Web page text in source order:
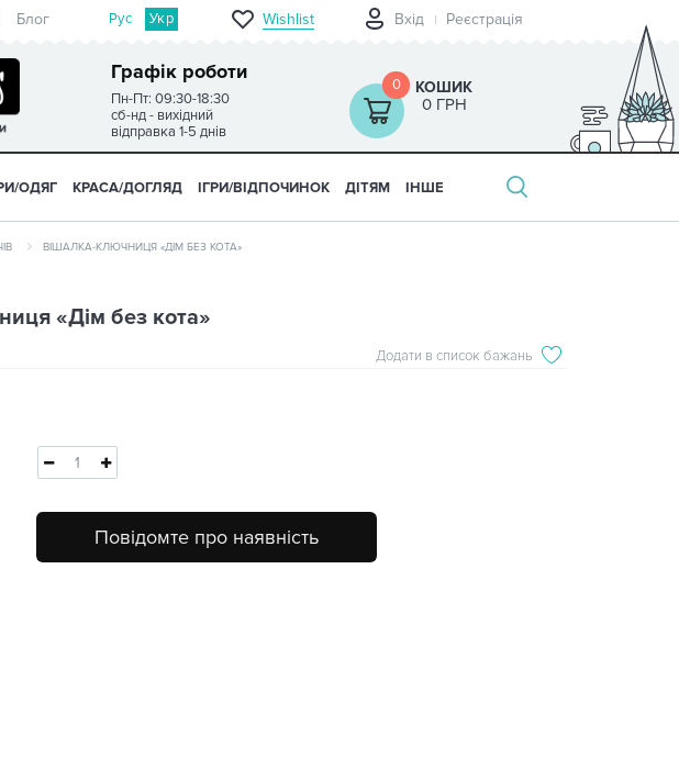
Блог Рус Укр Wishlist Вхід Реєстрація
Графік роботи
Пн-Пт: 09:30-18:30
сб-нд - вихідний
відправка 1-5 днів
0 КОШИК
0 ГРН
ОДЯГ КРАСА/ДОГЛЯД ІГРИ/ВІДПОЧИНОК ДІТЯМ ІНШЕ
ВІШАЛКА-КЛЮЧНИЦЯ «ДІМ БЕЗ КОТА»
«Дім без кота»
Додати в список бажань
Повідомте про наявність